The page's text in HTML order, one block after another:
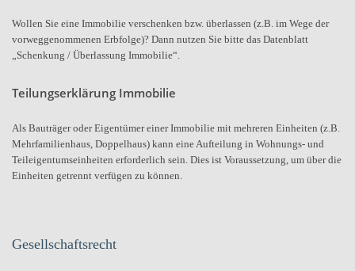
Wollen Sie eine Immobilie verschenken bzw. überlassen (z.B. im Wege der
vorweggenommenen Erbfolge)? Dann nutzen Sie bitte das Datenblatt
„Schenkung / Überlassung Immobilie“.
Teilungserklärung Immobilie
Als Bauträger oder Eigentümer einer Immobilie mit mehreren Einheiten (z.B.
Mehrfamilienhaus, Doppelhaus) kann eine Aufteilung in Wohnungs- und
Teileigentumseinheiten erforderlich sein. Dies ist Voraussetzung, um über die
Einheiten getrennt verfügen zu können.
Gesellschaftsrecht